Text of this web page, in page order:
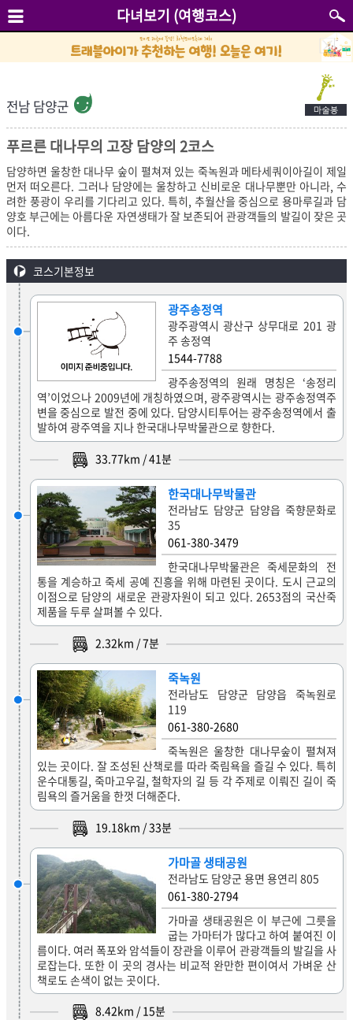
다녀보기 (여행코스)
전남 담양군
푸르른 대나무의 고장 담양의 2코스
담양하면 울창한 대나무 숲이 펼쳐져 있는 죽녹원과 메타세쿼이아길이 제일
먼저 떠오른다. 그러나 담양에는 울창하고 신비로운 대나무뿐만 아니라, 수
려한 풍광이 우리를 기다리고 있다. 특히, 추월산을 중심으로 용마루길과 담
양호 부근에는 아름다운 자연생태가 잘 보존되어 관광객들의 발길이 잦은 곳
이다.
코스기본정보
광주송정역
광주광역시 광산구 상무대로 201 광
주 송정역
1544-7788
광주송정역의 원래 명칭은 ‘송정리
역’이었으나 2009년에 개칭하였으며, 광주광역시는 광주송정역주
변을 중심으로 발전 중에 있다. 담양시티투어는 광주송정역에서 출
발하여 광주역을 지나 한국대나무박물관으로 향한다.
33.77km /41분
한국대나무박물관
전라남도 담양군 담양읍 죽향문화로
35
061-380-3479
한국대나무박물관은 죽세문화의 전
통을 계승하고 죽세 공예 진흥을 위해 마련된 곳이다. 도시 근교의
이점으로 담양의 새로운 관광자원이 되고 있다. 2653점의 국산죽
제품을 두루 살펴볼 수 있다.
2.32km /7분
죽녹원
전라남도 담양군 담양읍 죽녹원로
119
061-380-2680
죽녹원은 울창한 대나무숲이 펼쳐져
있는 곳이다. 잘 조성된 산책로를 따라 죽림욕을 즐길 수 있다. 특히
운수대통길, 죽마고우길, 철학자의 길 등 각 주제로 이뤄진 길이 죽
림욕의 즐거움을 한껏 더해준다.
19.18km / 33분
가마골 생태공원
전라남도 담양군 용면 용연리 805
061-380-2794
가마골 생태공원은 이 부근에 그릇을
굽는 가마터가 많다고 하여 붙여진 이
름이다. 여러 폭포와 암석들이 장관을 이루어 관광객들의 발길을 사
로잡는다. 또한 이 곳의 경사는 비교적 완만한 편이여서 가벼운 산
책로도 손색이 없는 곳이다.
8.42km / 15분